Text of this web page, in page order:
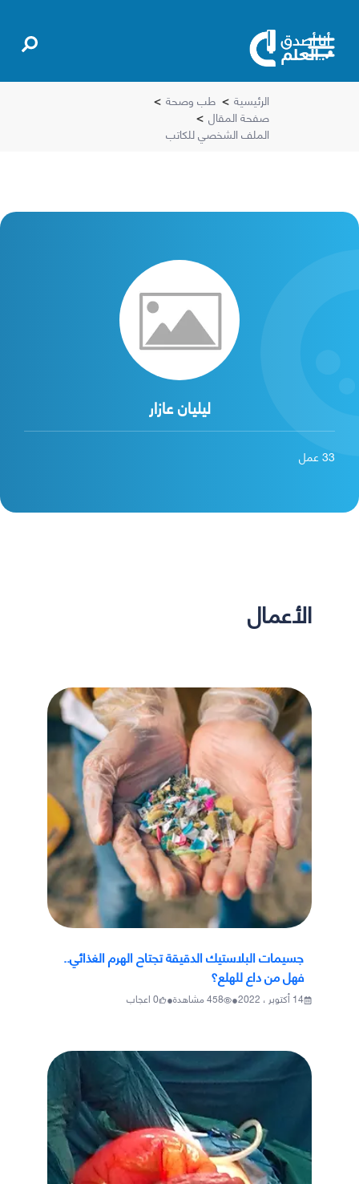
الرئيسية > طب وصحة >
صفحة المقال >
الملف الشخصي للكاتب
ليليان عازار
33عمل
الأعمال
جسيمات البلاستيك الدقيقة تجتاح الهرم الغذائي..
فهل من داع للهلع؟
14 أكتوبر ، 2022 •
458مشاهدة•
0اعجاب